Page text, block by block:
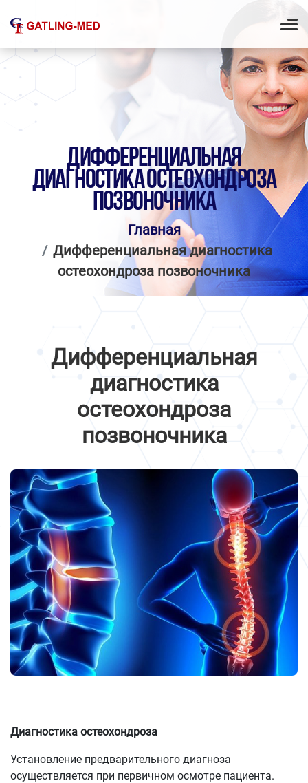
ДИФФЕРЕНЦИАЛЬНАЯ
ДИАГНОСТИКА ОСТЕОХОНДРОЗА
ПОЗВОНОЧНИКА
Главная
Дифференциальная диагностика
остеохондроза позвоночника
Дифференциальная
диагностика
остеохондроза
позвоночника
Диагностика остеохондроза
Установление предварительного диагноза
осуществляется при первичном осмотре пациента.